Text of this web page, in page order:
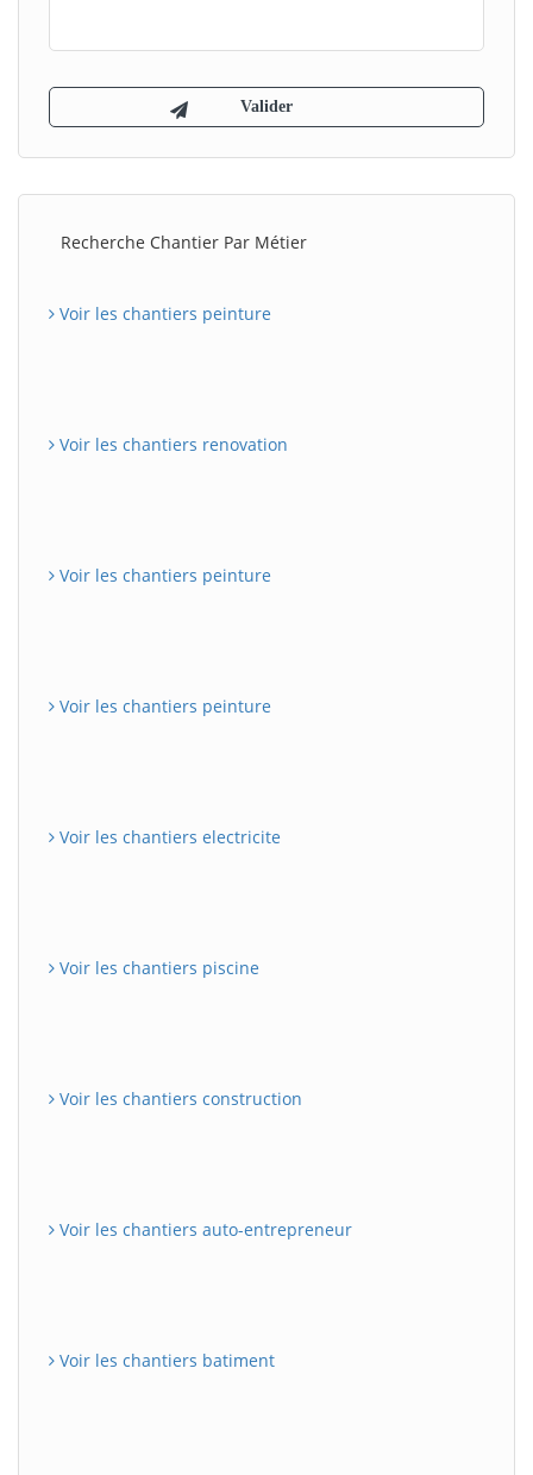
Recherche Chantier Par Métier
Voir les chantiers peinture
Voir les chantiers renovation
Voir les chantiers peinture
Voir les chantiers peinture
Voir les chantiers electricite
Voir les chantiers piscine
Voir les chantiers construction
Voir les chantiers auto-entrepreneur
Voir les chantiers batiment